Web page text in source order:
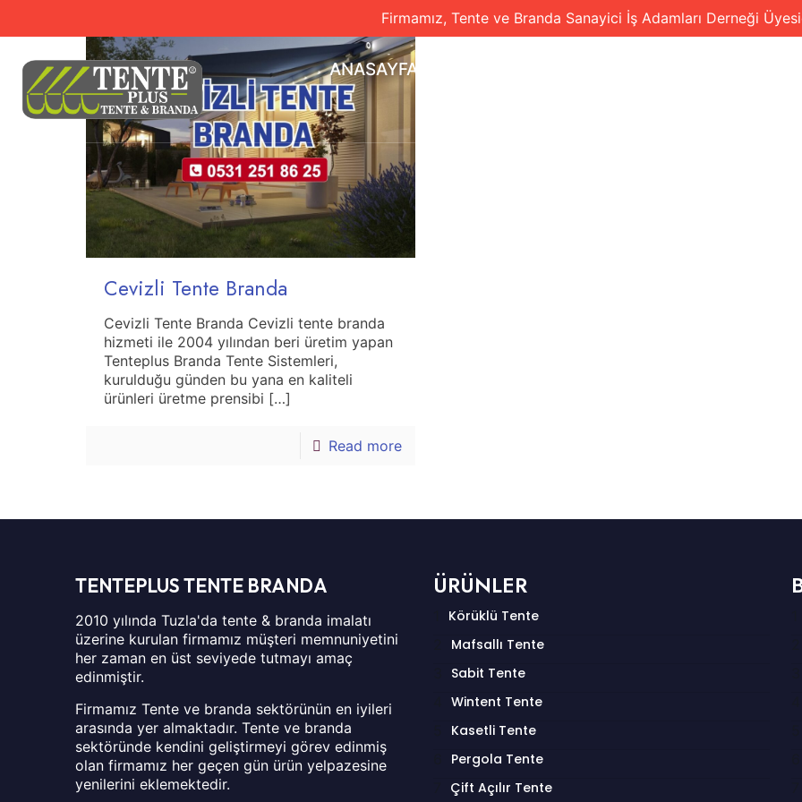
Firmamız, Tente ve Branda Sanayici İş Adamları Derneği
ANASAYFA
Cevizli Tente Branda
Cevizli Tente Branda Cevizli tente branda
hizmeti ile 2004 yılından beri üretim yapan
Tenteplus Branda Tente Sistemleri,
kurulduğu günden bu yana en kaliteli
ürünleri üretme prensibi […]
Read more
TENTEPLUS TENTE BRANDA
2010 yılında Tuzla'da tente & branda imalatı
üzerine kurulan firmamız müşteri memnuniyetini
her zaman en üst seviyede tutmayı amaç
edinmiştir.
Firmamız Tente ve branda sektörünün en iyileri
arasında yer almaktadır. Tente ve branda
sektöründe kendini geliştirmeyi görev edinmiş
olan firmamız her geçen gün ürün yelpazesine
yenilerini eklemektedir.
ÜRÜNLER
Körüklü Tente
Mafsallı Tente
Sabit Tente
Wintent Tente
Kasetli Tente
Pergola Tente
Çift Açılır Tente